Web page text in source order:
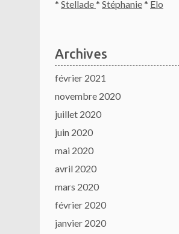
* Stellade* Stéphanie*Elo
Archives
février 2021
novembre 2020
juillet 2020
juin 2020
mai 2020
avril 2020
mars 2020
février 2020
janvier 2020